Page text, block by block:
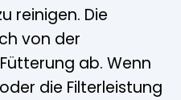
reinigen. Die
von der
ab. Wenn
die Filterleistung